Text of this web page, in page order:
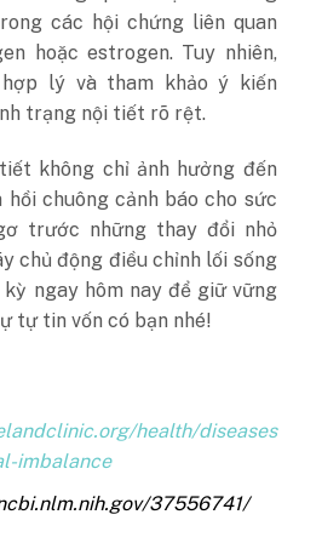
các hội chứng liên quan
hoặc estrogen. Tuy nhiên,
lý và tham khảo ý kiến
trạng nội tiết rõ rệt.
không chỉ ảnh hưởng đến
hồi chuông cảnh báo cho sức
trước những thay đổi nhỏ
chủ động điều chỉnh lối sống
ngay hôm nay để giữ vững
tự tin vốn có bạn nhé!
health/diseases
imbalance
37556741/